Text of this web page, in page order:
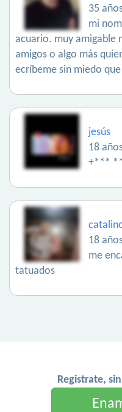
35
mi
acuario. muy amigable
amigos o algo más
ecríbeme sin miedo
jesús
18
+***
18
me
tatuados
Registrate,